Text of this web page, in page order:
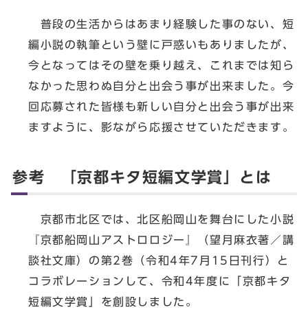
普段の生活からはあまり経験した事のない、短
編小説の執筆という壁に戸惑いもありましたが、
今となってはその壁を乗り越え、これまでは知ら
なかった思わぬ自分と出会う事が出来ました。今
回応募された皆様も新しい自分と出会う事が出来
ますように、影ながら応援させていただきます。
参考 「京都キタ短編文学賞」とは
京都市北区では、北区船岡山を舞台にした小説
『京都船岡山アストロロジー』（望月麻衣著／講
談社文庫）の第2巻（令和4年7月15日刊行）と
コラボレーションして、令和4年度に「京都キタ
短編文学賞」を創設しました。